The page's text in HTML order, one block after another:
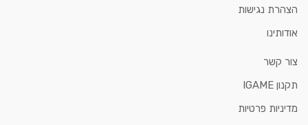
הצהרת נגישות
אודותינו
צור קשר
תקנון IGAME
מדיניות פרטיות